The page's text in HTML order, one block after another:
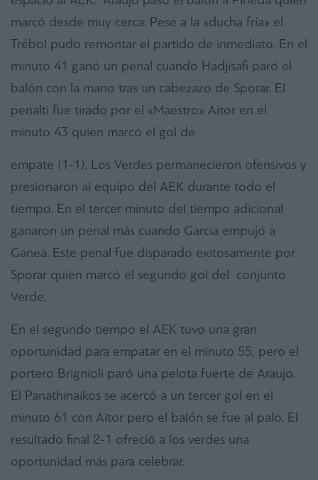
marcó desde muy cerca. Pese a la «ducha fría» el
Trébol pudo remontar el partido de inmediato. En el
minuto 41 ganó un penal cuando Hadjisafi paró el
balón con la mano tras un cabezazo de Sporar. El
penalti fue tirado por el «Maestro» Aitor en el
minuto 43 quien marcó el gol de
empate (1-1). Los Verdes permanecieron ofensivos y
presionaron al equipo del AEK durante todo el
tiempo. En el tercer minuto del tiempo adicional
ganaron un penal más cuando Garcia empujó a
Ganea. Este penal fue disparado exitosamente por
Sporar quien marcó el segundo gol del conjunto
Verde.
En el segundo tiempo el AEK tuvo una gran
oportunidad para empatar en el minuto 55, pero el
portero Brignioli paró una pelota fuerte de Araujo.
El Panathinaikos se acercó a un tercer gol en el
minuto 61 con Aitor pero el balón se fue al palo. El
resultado final 2-1 ofreció a los verdes una
oportunidad más para celebrar.